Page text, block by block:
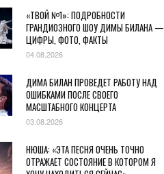
«ТВОЙ №1»: ПОДРОБНОСТИ
ГРАНДИОЗНОГО ШОУ ДИМЫ БИЛАНА —
ЦИФРЫ, ФОТО, ФАКТЫ
04.08.2026
ДИМА БИЛАН ПРОВЕДЕТ РАБОТУ НАД
ОШИБКАМИ ПОСЛЕ СВОЕГО
МАСШТАБНОГО КОНЦЕРТА
03.08.2026
НЮША: «ЭТА ПЕСНЯ ОЧЕНЬ ТОЧНО
ОТРАЖАЕТ СОСТОЯНИЕ В КОТОРОМ Я